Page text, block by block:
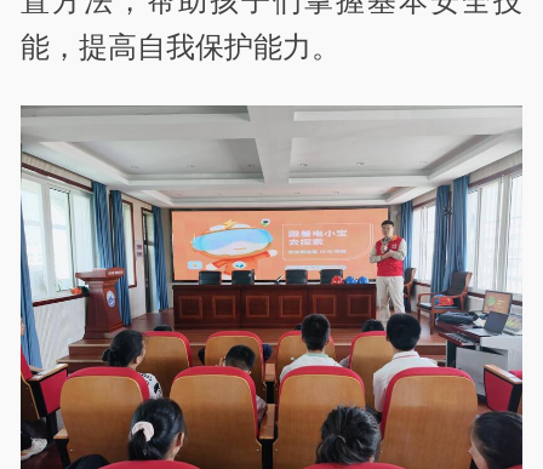
能，提高自我保护能力。